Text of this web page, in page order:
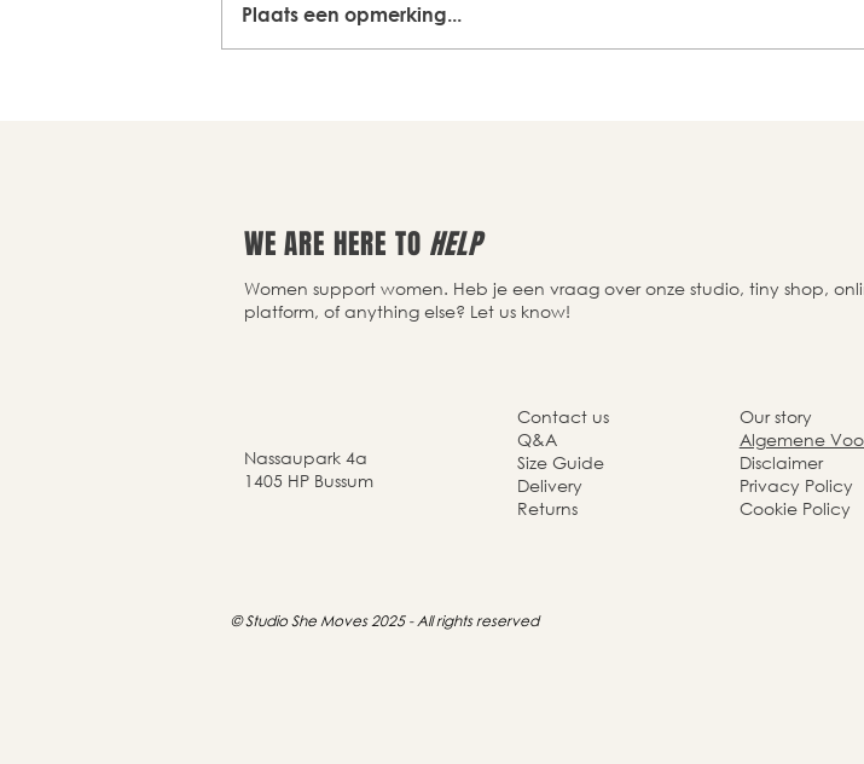
Plaats een opmerking...
WE ARE HERE TO HELP
Women support women. Heb je een vraag over onze studio, tiny shop,
platform, of anything else? Let us know!
Nassaupark 4a
1405 HP Bussum
Contact us
Q&A
Size Guide
Delivery
Returns
Our story
Algemene
Disclaimer
Privacy Policy
Cookie Policy
© Studio She Moves 2025 - All rights reserved